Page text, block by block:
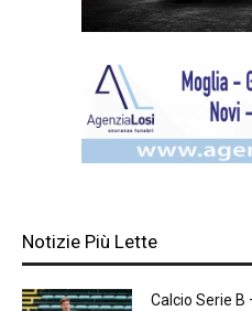
Notizie Più Lette
Calcio Serie